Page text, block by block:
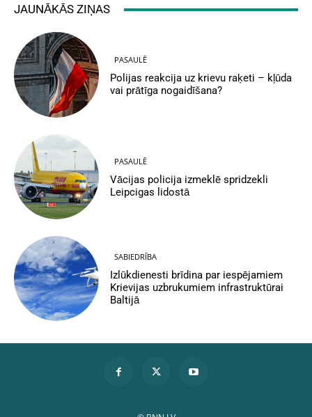
JAUNĀKĀS ZIŅAS
PASAULĒ
Polijas reakcija uz krievu raķeti – kļūda
vai prātīga nogaidīšana?
PASAULĒ
Vācijas policija izmeklē spridzekli
Leipcigas lidostā
SABIEDRĪBA
Izlūkdienesti brīdina par iespējamiem
Krievijas uzbrukumiem infrastruktūrai
Baltijā